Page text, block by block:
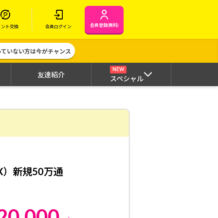
ント交換 会員ログイン 会員登録(無料)
いない方は今がチャンス
友達紹介
NEW
スペシャル
）新規50万通